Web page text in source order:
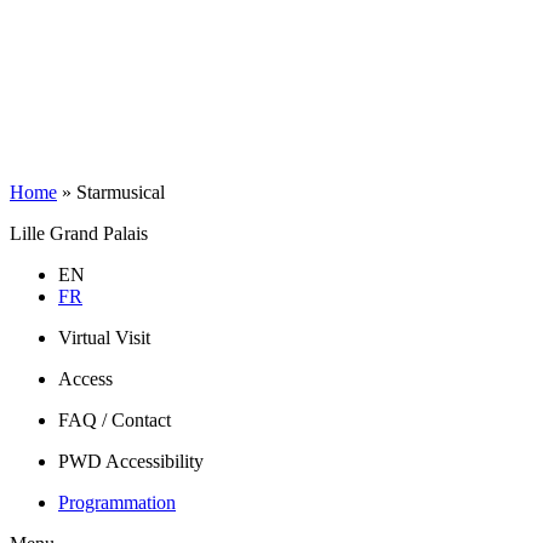
Home » Starmusical
Lille Grand Palais
EN
FR
Virtual Visit
Access
FAQ / Contact
PWD Accessibility
Programmation